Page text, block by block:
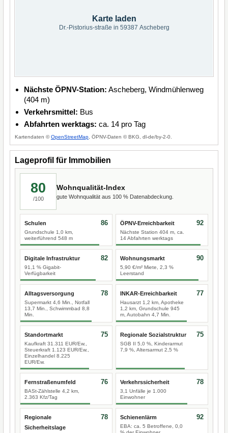
Karte laden
Dr.-Pistorius-straße in 59387 Ascheberg
Nächste ÖPNV-Station: Ascheberg, Windmühlenweg
(404 m)
Verkehrsmittel: Bus
Abfahrten werktags: ca. 14 pro Tag
Kartendaten ©OpenStreetMap , ÖPNV-Daten © BKG, dl-de/by-2-0.
Lageprofil für Immobilien
80
/100
Wohnqualität-Index
gute Wohnqualität aus 100 % Datenabdeckung.
Schulen
Grundschule 1,0 km,
weiterführend 548 m
86 ÖPNV-Erreichbarkeit
Nächste Station 404 m, ca.
14 Abfahrten werktags
92
Digitale Infrastruktur
91,1 % Gigabit-
Verfügbarkeit
82 Wohnungsmarkt
5,90 €/m² Miete, 2,3 %
Leerstand
90
Alltagsversorgung
Supermarkt 4,6 Min., Notfall
13,7 Min., Schwimmbad 8,8
Min.
78 INKAR-Erreichbarkeit
Hausarzt 1,2 km, Apotheke
1,2 km, Grundschule 945
m, Autobahn 4,7 Min.
77
Standortmarkt
Kaufkraft 31.311 EUR/Ew.,
Steuerkraft 1.123 EUR/Ew.,
Einzelhandel 8.225
EUR/Ew.
75 Regionale Sozialstruktur
SGB II 5,0 %, Kinderarmut
7,9 %, Altersarmut 2,5 %
75
Fernstraßenumfeld
BASt-Zählstelle 4,2 km,
2.363 Kfz/Tag
76 Verkehrssicherheit
3,1 Unfälle je 1.000
Einwohner
78
Regionale
Sicherheitslage
78 Schienenlärm
EBA: ca. 5 Betroffene, 0,0
92